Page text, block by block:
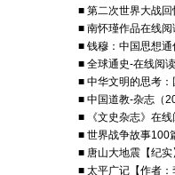
■ 第二次世界大战
■ 南怀瑾作品在线阅
■ 钱穆：中国思想通
■ 全球通史-在线阅读
■ 中华文明的思考
■ 中国道教-杂志（
■ 《文史杂志》在线
■ 世界战争故事100
■ 唐山大地震【纪实
■ 太平广记【作者